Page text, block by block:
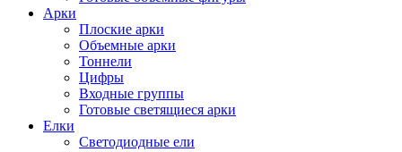
Арки
Плоские арки
Объемные арки
Тоннели
Цифры
Входные группы
Готовые светящиеся арки
Елки
Светодиодные ели